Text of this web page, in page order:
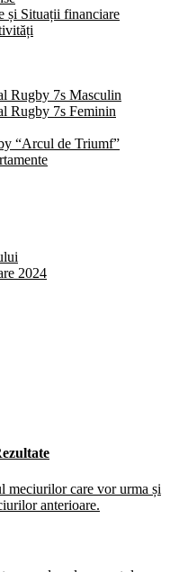
și Situații financiare
Rugby 7s Masculin
Rugby 7s Feminin
“Arcul de Triumf”
2024
meciurilor care vor urma și
anterioare.